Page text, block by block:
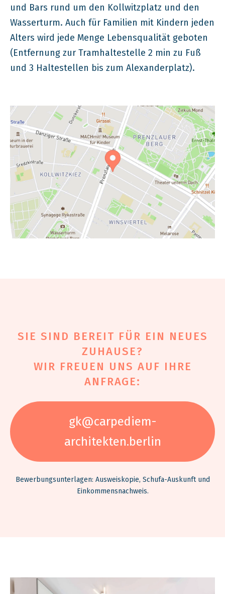
und Bars rund um den Kollwitzplatz und den
Wasserturm. Auch für Familien mit Kindern jeden
Alters wird jede Menge Lebensqualität geboten
(Entfernung zur Tramhaltestelle 2 min zu Fuß
und 3 Haltestellen bis zum Alexanderplatz).
SIE SIND BEREIT FÜR EIN NEUES
ZUHAUSE?
WIR FREUEN UNS AUF IHRE
ANFRAGE:
gk@carpediem-
architekten.berlin
Bewerbungsunterlagen: Ausweiskopie, Schufa-Auskunft und
Einkommensnachweis.